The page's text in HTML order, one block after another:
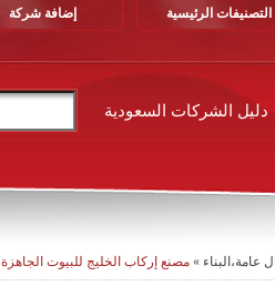
التصنيفات الرئيسية إضافة شركة
دليل الشركات السعودية
عامة،البناء » مصنع إركاب الخليج للبيوت الجاهزة